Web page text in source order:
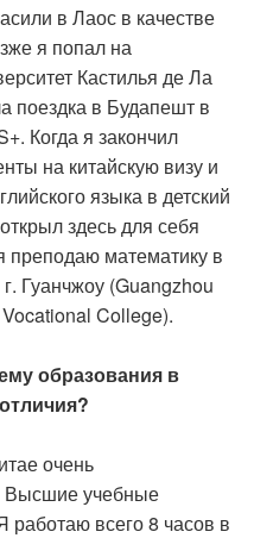
в Лаос в качестве
я попал на
Кастилья де Ла
поездка в Будапешт в
Когда я закончил
на китайскую визу и
языка в детский
здесь для себя
преподаю математику в
Гуанчжоу (Guangzhou
College).
образования в
очень
Высшие учебные
работаю всего 8 часов в